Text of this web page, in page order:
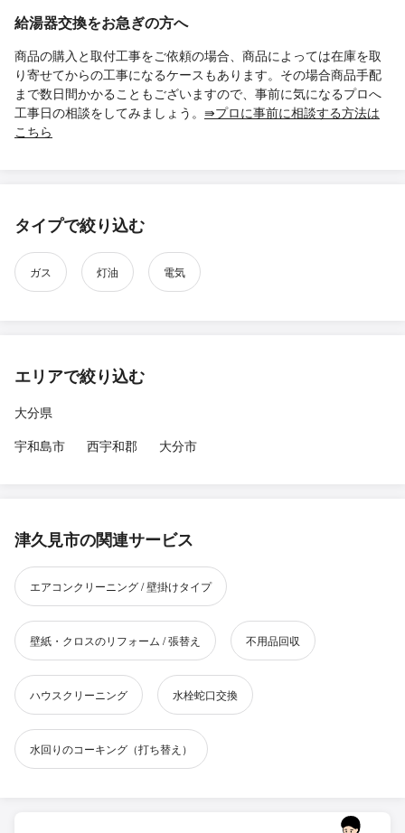
給湯器交換をお急ぎの方へ
商品の購入と取付工事をご依頼の場合、商品によっては在庫を取
り寄せてからの工事になるケースもあります。その場合商品手配
まで数日間かかることもございますので、事前に気になるプロへ
工事日の相談をしてみましょう。 ⇛プロに事前に相談する方法は
こちら
タイプで絞り込む
ガス 灯油 電気
エリアで絞り込む
大分県
宇和島市
西宇和郡 大分市
津久見市の関連サービス
エアコンクリーニング / 壁掛けタイプ
壁紙・クロスのリフォーム / 張替え 不用品回収
ハウスクリーニング 水栓蛇口交換
水回りのコーキング（打ち替え）